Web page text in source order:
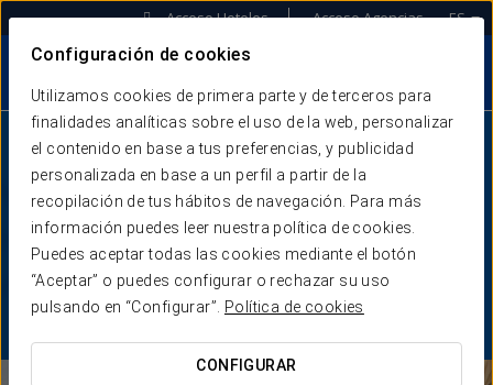
Configuración de cookies
Utilizamos cookies de primera parte y de terceros para
finalidades analíticas sobre el uso de la web, personalizar
el contenido en base a tus preferencias, y publicidad
personalizada en base a un perfil a partir de la
recopilación de tus hábitos de navegación. Para más
información puedes leer nuestra política de cookies.
Puedes aceptar todas las cookies mediante el botón
“Aceptar” o puedes configurar o rechazar su uso
pulsando en “Configurar”.
Política de cookies
CONFIGURAR
Acceso Hoteles Acceso Agencias ES
Convención Anual
Colombia 2025
20 de febrero
Hotel Charleston Santa Teresa, Cartagena de